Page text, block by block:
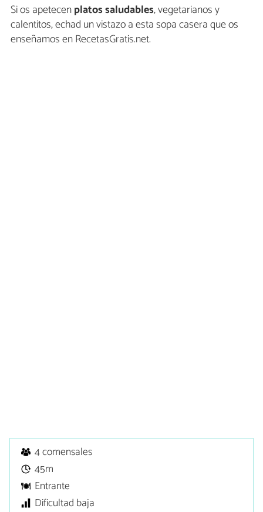
Si os apetecenplatos saludables, vegetarianos y
calentitos, echad un vistazo a esta sopa casera que os
enseñamos en RecetasGratis.net.
4 comensales
45m
Entrante
Dificultad baja